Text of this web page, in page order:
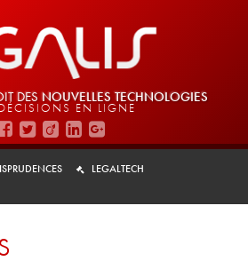
DES NOUVELLES TECHNOLOGIES
EN LIGNE
LEGALTECH